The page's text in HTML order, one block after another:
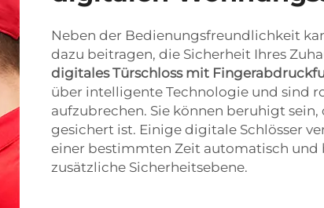
Neben der Bedienungsfreundlichkeit
dazu beitragen, die Sicherheit Ihres
digitales Türschloss mit
über intelligente Technologie und sind
aufzubrechen. Sie können beruhigt sein,
gesichert ist. Einige digitale Schlösser
einer bestimmten Zeit automatisch und
zusätzliche Sicherheitsebene.